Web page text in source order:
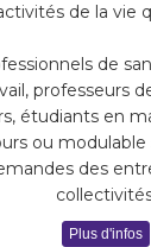
de la vie
de
professeurs
étudiants en
ou
des
Plus d'infos